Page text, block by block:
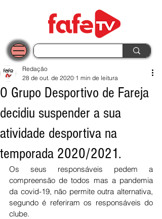
O Grupo Desportivo de Fareja
decidiu suspender a sua
atividade desportiva na
temporada 2020/2021.
Redação
28 de out. de 2020 1 min de leitura
Os seus responsáveis pedem a
compreensão de todos mas a pandemia
da covid-19, não permite outra alternativa,
segundo é referiram os responsáveis do
clube.